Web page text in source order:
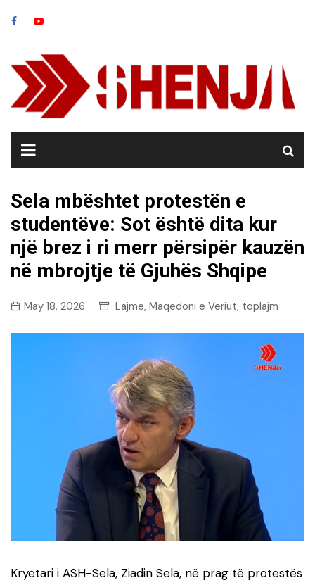
Sela mbështet protestën e
studentëve: Sot është dita kur
një brez i ri merr përsipër kauzën
në mbrojtje të Gjuhës Shqipe
May 18, 2026 Lajme, Maqedoni e Veriut, toplajm
Kryetari i ASH-Sela, Ziadin Sela, në prag të protestës